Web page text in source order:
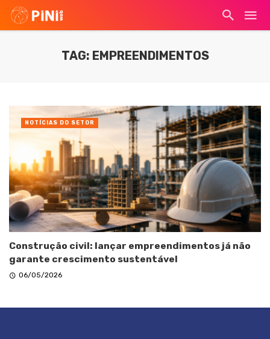
TAG: EMPREENDIMENTOS
Construção civil: lançar empreendimentos já não
garante crescimento sustentável
06/05/2026
NOTÍCIAS DO SETOR